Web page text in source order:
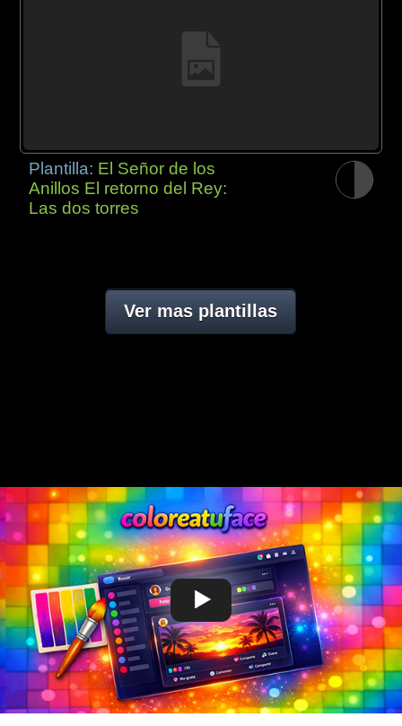
Plantilla: El Señor de los
Anillos El retorno del Rey:
Las dos torres
Ver mas plantillas